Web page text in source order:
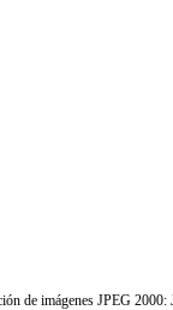
de imágenes JPEG